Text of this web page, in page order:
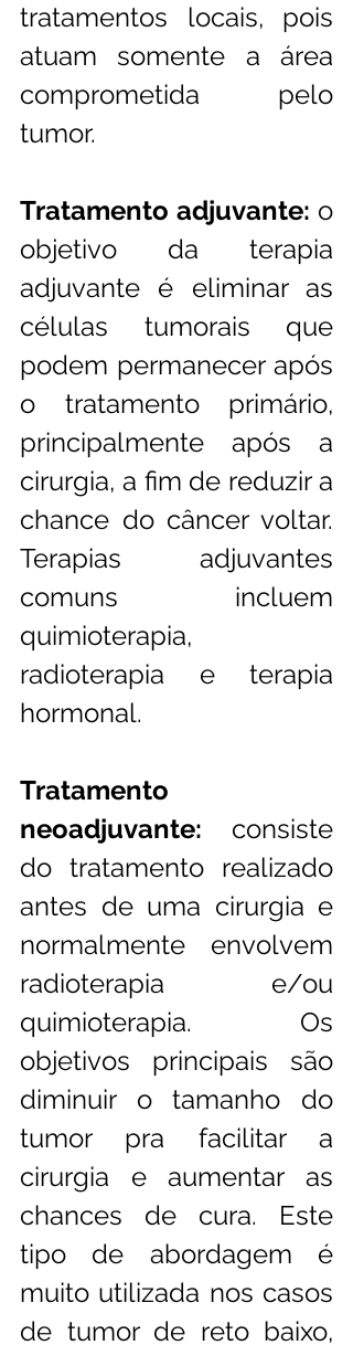
tratamentos locais, pois
atuam somente a área
comprometida pelo
tumor.
Tratamento adjuvante: o
objetivo da terapia
adjuvante é eliminar as
células tumorais que
podem permanecer após
o tratamento primário,
principalmente após a
cirurgia, a fim de reduzir a
chance do câncer voltar.
Terapias adjuvantes
comuns incluem
quimioterapia,
radioterapia e terapia
hormonal.
Tratamento
neoadjuvante: consiste
do tratamento realizado
antes de uma cirurgia e
normalmente envolvem
radioterapia e/ou
quimioterapia. Os
objetivos principais são
diminuir o tamanho do
tumor pra facilitar a
cirurgia e aumentar as
chances de cura. Este
tipo de abordagem é
muito utilizada nos casos
de tumor de reto baixo,